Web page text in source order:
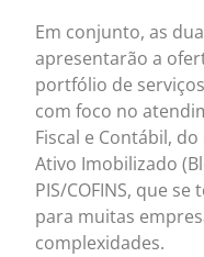
Em conjunto, as
apresentarão a
portfólio de
com foco no
Fiscal e Contábil, do
Ativo Imobilizado
PIS/COFINS, que
para muitas
complexidades.